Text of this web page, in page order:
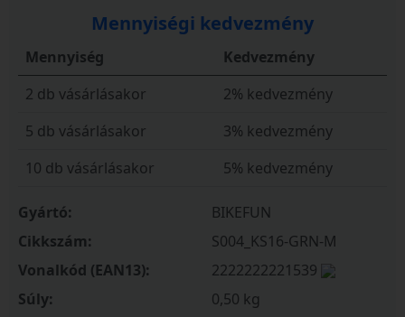
Mennyiségi kedvezmény
Mennyiség
Kedvezmény
2 db vásárlásakor
2% kedvezmény
5 db vásárlásakor
3% kedvezmény
10 db vásárlásakor
5% kedvezmény
Gyártó:
BIKEFUN
Cikkszám:
S004_KS16-GRN-M
Vonalkód (EAN13):
2222222221539
Súly:
0,50 kg